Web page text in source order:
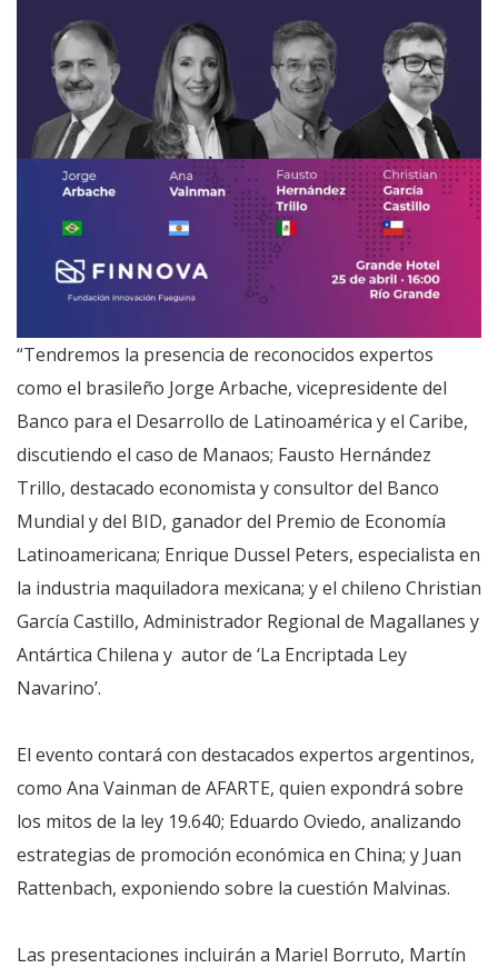
“Tendremos la presencia de reconocidos expertos
como el brasileño Jorge Arbache, vicepresidente del
Banco para el Desarrollo de Latinoamérica y el Caribe,
discutiendo el caso de Manaos; Fausto Hernández
Trillo, destacado economista y consultor del Banco
Mundial y del BID, ganador del Premio de Economía
Latinoamericana; Enrique Dussel Peters, especialista en
la industria maquiladora mexicana; y el chileno Christian
García Castillo, Administrador Regional de Magallanes y
Antártica Chilena y autor de ‘La Encriptada Ley
Navarino’.
El evento contará con destacados expertos argentinos,
como Ana Vainman de AFARTE, quien expondrá sobre
los mitos de la ley 19.640; Eduardo Oviedo, analizando
estrategias de promoción económica en China; y Juan
Rattenbach, exponiendo sobre la cuestión Malvinas.
Las presentaciones incluirán a Mariel Borruto, Martín